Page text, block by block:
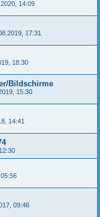
14:09
17:31
18:30
Bildschirme
15:30
14:41
09:46